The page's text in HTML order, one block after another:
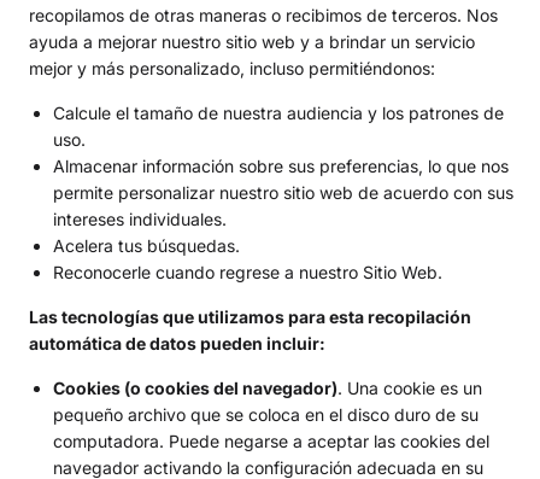
recopilamos de otras maneras o recibimos de terceros. Nos
ayuda a mejorar nuestro sitio web y a brindar un servicio
mejor y más personalizado, incluso permitiéndonos:
Calcule el tamaño de nuestra audiencia y los patrones de
uso.
Almacenar información sobre sus preferencias, lo que nos
permite personalizar nuestro sitio web de acuerdo con sus
intereses individuales.
Acelera tus búsquedas.
Reconocerle cuando regrese a nuestro Sitio Web.
Las tecnologías que utilizamos para esta recopilación
automática de datos pueden incluir:
Cookies (o cookies del navegador). Una cookie es un
pequeño archivo que se coloca en el disco duro de su
computadora. Puede negarse a aceptar las cookies del
navegador activando la configuración adecuada en su